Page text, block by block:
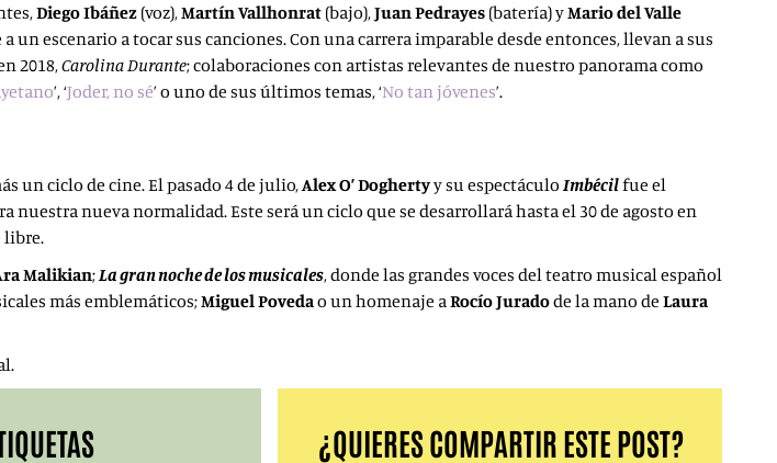
Diego Ibáñez (voz),Martín Vallhonrat (bajo),Juan Pedrayes (batería) yMario del Valle
escenario a tocar sus canciones. Con una carrera imparable desde entonces, llevan a sus
2018,Carolina Durante; colaboraciones con artistas relevantes de nuestro panorama como
’, ‘Joder, no sé’ o uno de sus últimos temas, ‘No tan jóvenes’.
un ciclo de cine. El pasado 4 de julio,Alex O’ Doghertyy su espectáculoImbécilfue el
nueva normalidad. Este será un ciclo que se desarrollará hasta el 30 de agosto en
libre.
Malikian;La gran noche de los musicales, donde las grandes voces del teatro musical español
más emblemáticos;Miguel Povedao un homenaje aRocío Juradode la mano de Laura
¿QUIERES COMPARTIR ESTE POST?